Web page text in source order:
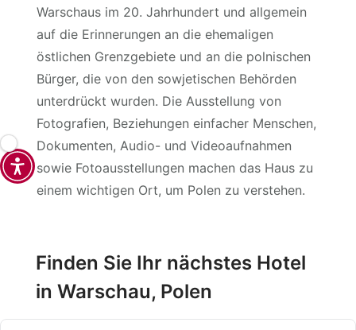
Warschaus im 20. Jahrhundert und allgemein
auf die Erinnerungen an die ehemaligen
östlichen Grenzgebiete und an die polnischen
Bürger, die von den sowjetischen Behörden
unterdrückt wurden. Die Ausstellung von
Fotografien, Beziehungen einfacher Menschen,
Dokumenten, Audio- und Videoaufnahmen
sowie Fotoausstellungen machen das Haus zu
einem wichtigen Ort, um Polen zu verstehen.
Finden Sie Ihr nächstes Hotel
in Warschau, Polen